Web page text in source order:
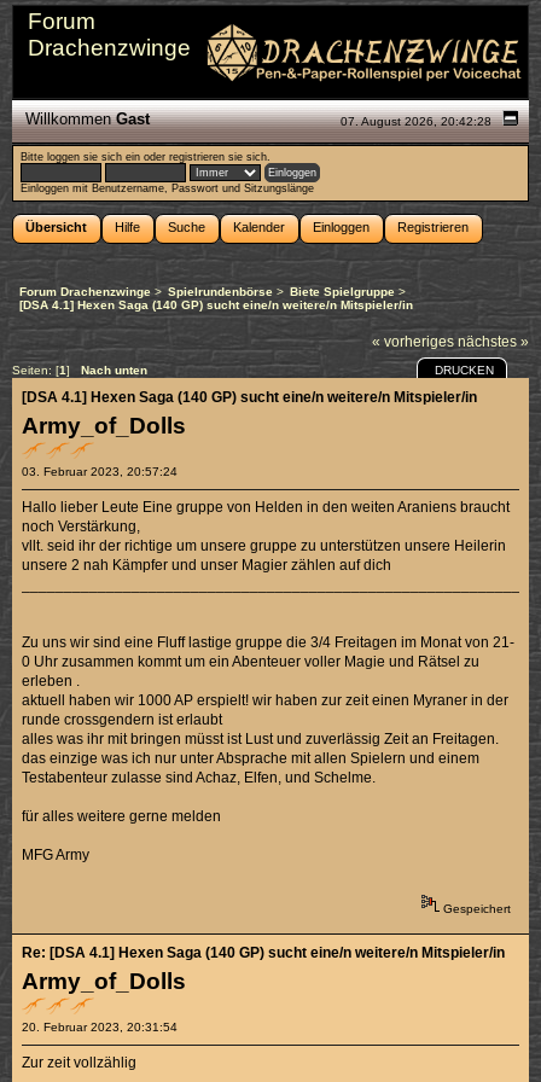
Forum
Drachenzwinge
07. August 2026, 20:42:28
WillkommenGast
Bitte loggen sie sich ein oderregistrieren sie sich.
Einloggen mit Benutzername, Passwort und Sitzungslänge
Übersicht Hilfe Suche Kalender Einloggen Registrieren
Forum Drachenzwinge > Spielrundenbörse> Biete Spielgruppe>
[DSA 4.1] Hexen Saga (140 GP) sucht eine/n weitere/n Mitspieler/in
« vorheriges nächstes »
Seiten: [1] Nach unten DRUCKEN
Army_of_Dolls
03. Februar 2023, 20:57:24
[DSA 4.1] Hexen Saga (140 GP) sucht eine/n weitere/n Mitspieler/in
Hallo lieber Leute Eine gruppe von Helden in den weiten Araniens braucht
noch Verstärkung,
vllt. seid ihr der richtige um unsere gruppe zu unterstützen unsere Heilerin
unsere 2 nah Kämpfer und unser Magier zählen auf dich
Zu uns wir sind eine Fluff lastige gruppe die 3/4 Freitagen im Monat von 21-
0 Uhr zusammen kommt um ein Abenteuer voller Magie und Rätsel zu
erleben .
aktuell haben wir 1000 AP erspielt! wir haben zur zeit einen Myraner in der
runde crossgendern ist erlaubt
alles was ihr mit bringen müsst ist Lust und zuverlässig Zeit an Freitagen.
das einzige was ich nur unter Absprache mit allen Spielern und einem
Testabenteur zulasse sind Achaz, Elfen, und Schelme.
für alles weitere gerne melden
MFG Army
Gespeichert
Army_of_Dolls
20. Februar 2023, 20:31:54
Re: [DSA 4.1] Hexen Saga (140 GP) sucht eine/n weitere/n Mitspieler/in
Zur zeit vollzählig